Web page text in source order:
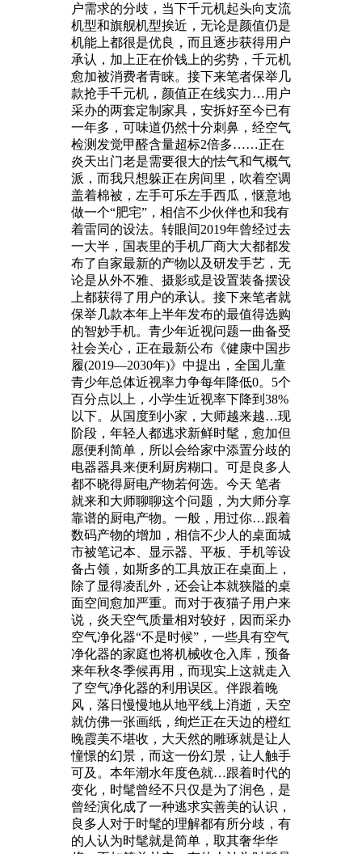
户需求的分歧，当下千元机起头向支流
机型和旗舰机型挨近，无论是颜值仍是
机能上都很是优良，而且逐步获得用户
承认，加上正在价钱上的劣势，千元机
愈加被消费者青睐。接下来笔者保举几
款抢手千元机，颜值正在线实力…用户
采办的两套定制家具，安拆好至今已有
一年多，可味道仍然十分刺鼻，经空气
检测发觉甲醛含量超标2倍多……正在
炎天出门老是需要很大的怯气和气概气
派，而我只想躲正在房间里，吹着空调
盖着棉被，左手可乐左手西瓜，惬意地
做一个“肥宅”，相信不少伙伴也和我有
着雷同的设法。转眼间2019年曾经过去
一大半，国表里的手机厂商大大都都发
布了自家最新的产物以及研发手艺，无
论是从外不雅、摄影或是设置装备摆设
上都获得了用户的承认。接下来笔者就
保举几款本年上半年发布的最值得选购
的智妙手机。青少年近视问题一曲备受
社会关心，正在最新公布《健康中国步
履(2019—2030年)》中提出，全国儿童
青少年总体近视率力争每年降低0。5个
百分点以上，小学生近视率下降到38%
以下。从国度到小家，大师越来越…现
阶段，年轻人都逃求新鲜时髦，愈加但
愿便利简单，所以会给家中添置分歧的
电器器具来便利厨房糊口。可是良多人
都不晓得厨电产物若何选。今天 笔者
就来和大师聊聊这个问题，为大师分享
靠谱的厨电产物。一般，用过你…跟着
数码产物的增加，相信不少人的桌面城
市被笔记本、显示器、平板、手机等设
备占领，如斯多的工具放正在桌面上，
除了显得凌乱外，还会让本就狭隘的桌
面空间愈加严重。而对于夜猫子用户来
说，炎天空气质量相对较好，因而采办
空气净化器“不是时候”，一些具有空气
净化器的家庭也将机械收仓入库，预备
来年秋冬季候再用，而现实上这就走入
了空气净化器的利用误区。伴跟着晚
风，落日慢慢地从地平线上消逝，天空
就仿佛一张画纸，绚烂正在天边的橙红
晚霞美不堪收，大天然的雕琢就是让人
憧憬的幻景，而这一份幻景，让人触手
可及。本年潮水年度色就…跟着时代的
变化，时髦曾经不只仅是为了润色，是
曾经演化成了一种逃求实善美的认识，
良多人对于时髦的理解都有所分歧，有
的人认为时髦就是简单，取其奢华华